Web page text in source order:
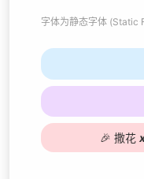
字体为静态字体 (Static
🎉 撒花